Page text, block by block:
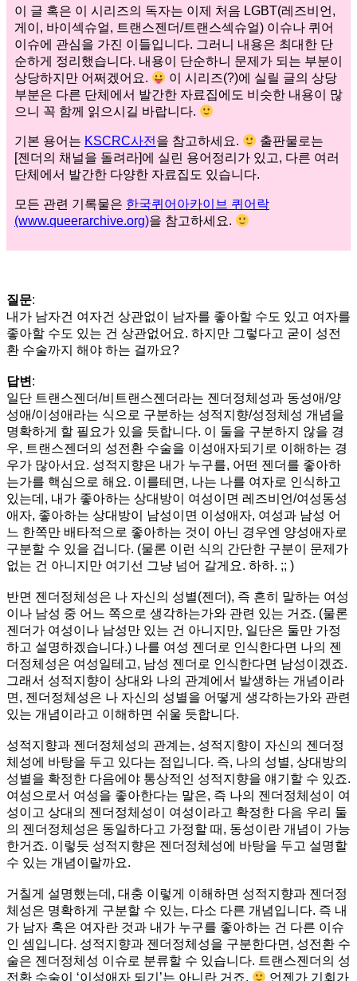
이 글 혹은 이 시리즈의 독자는 이제 처음 LGBT(레즈비언,
게이, 바이섹슈얼, 트랜스젠더/트랜스섹슈얼) 이슈나 퀴어
이슈에 관심을 가진 이들입니다. 그러니 내용은 최대한 단
순하게 정리했습니다. 내용이 단순하니 문제가 되는 부분이
상당하지만 어쩌겠어요.
이 시리즈(?)에 실릴 글의 상당
부분은 다른 단체에서 발간한 자료집에도 비슷한 내용이 많
으니 꼭 함께 읽으시길 바랍니다.
기본 용어는 KSCRC사전 을 참고하세요.
출판물로는
[젠더의 채널을 돌려라]에 실린 용어정리가 있고, 다른 여러
단체에서 발간한 다양한 자료집도 있습니다.
모든 관련 기록물은 한국퀴어아카이브 퀴어락
(www.queerarchive.org)을 참고하세요.
질문:
내가 남자건 여자건 상관없이 남자를 좋아할 수도 있고 여자를
좋아할 수도 있는 건 상관없어요. 하지만 그렇다고 굳이 성전
환 수술까지 해야 하는 걸까요?
답변 :
일단 트랜스젠더/비트랜스젠더라는 젠더정체성과 동성애/양
성애/이성애라는 식으로 구분하는 성적지향/성정체성 개념을
명확하게 할 필요가 있을 듯합니다. 이 둘을 구분하지 않을 경
우, 트랜스젠더의 성전환 수술을 이성애자되기로 이해하는 경
우가 많아서요. 성적지향은 내가 누구를, 어떤 젠더를 좋아하
는가를 핵심으로 해요. 이를테면, 나는 나를 여자로 인식하고
있는데, 내가 좋아하는 상대방이 여성이면 레즈비언/여성동성
애자, 좋아하는 상대방이 남성이면 이성애자, 여성과 남성 어
느 한쪽만 배타적으로 좋아하는 것이 아닌 경우엔 양성애자로
구분할 수 있을 겁니다. (물론 이런 식의 간단한 구분이 문제가
없는 건 아니지만 여기선 그냥 넘어 갈게요. 하하. ;; )
반면 젠더정체성은 나 자신의 성별(젠더), 즉 흔히 말하는 여성
이나 남성 중 어느 쪽으로 생각하는가와 관련 있는 거죠. (물론
젠더가 여성이나 남성만 있는 건 아니지만, 일단은 둘만 가정
하고 설명하겠습니다.) 나를 여성 젠더로 인식한다면 나의 젠
더정체성은 여성일테고, 남성 젠더로 인식한다면 남성이겠죠.
그래서 성적지향이 상대와 나의 관계에서 발생하는 개념이라
면, 젠더정체성은 나 자신의 성별을 어떻게 생각하는가와 관련
있는 개념이라고 이해하면 쉬울 듯합니다.
성적지향과 젠더정체성의 관계는, 성적지향이 자신의 젠더정
체성에 바탕을 두고 있다는 점입니다. 즉, 나의 성별, 상대방의
성별을 확정한 다음에야 통상적인 성적지향을 얘기할 수 있죠.
여성으로서 여성을 좋아한다는 말은, 즉 나의 젠더정체성이 여
성이고 상대의 젠더정체성이 여성이라고 확정한 다음 우리 둘
의 젠더정체성은 동일하다고 가정할 때, 동성이란 개념이 가능
한거죠. 이렇듯 성적지향은 젠더정체성에 바탕을 두고 설명할
수 있는 개념이랄까요.
거칠게 설명했는데, 대충 이렇게 이해하면 성적지향과 젠더정
체성은 명확하게 구분할 수 있는, 다소 다른 개념입니다. 즉 내
가 남자 혹은 여자란 것과 내가 누구를 좋아하는 건 다른 이슈
인 셈입니다. 성적지향과 젠더정체성을 구분한다면, 성전환 수
술은 젠더정체성 이슈로 분류할 수 있습니다. 트랜스젠더의 성
전환 수술이 ‘이성애자 되기’는 아니란 거죠.
언젠가 기회가